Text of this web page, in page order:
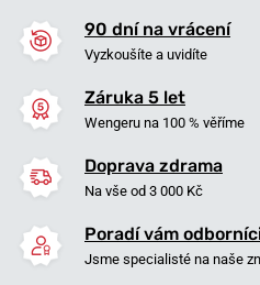
90 dní na vrácení
Vyzkoušíte a uvidíte
Záruka 5 let
Wengeru na 100 % věříme
Doprava zdrama
Na vše od 3 000 Kč
Poradí vám
Jsme specialisté na naše